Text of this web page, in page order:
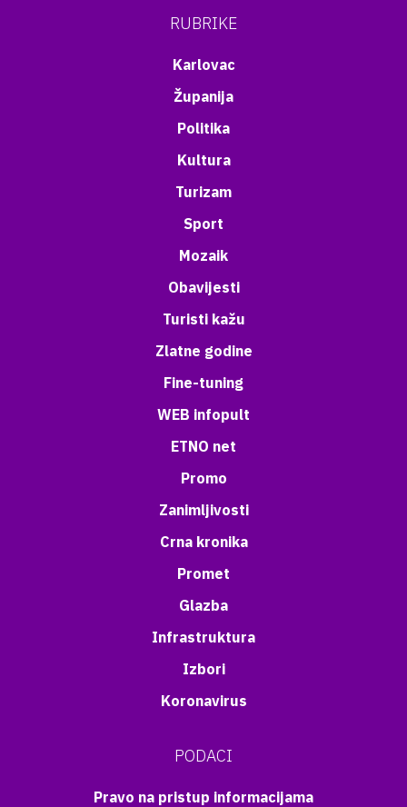
RUBRIKE
Karlovac
Županija
Politika
Kultura
Turizam
Sport
Mozaik
Obavijesti
Turisti kažu
Zlatne godine
Fine-tuning
WEB infopult
ETNO net
Promo
Zanimljivosti
Crna kronika
Promet
Glazba
Infrastruktura
Izbori
Koronavirus
PODACI
Pravo na pristup informacijama